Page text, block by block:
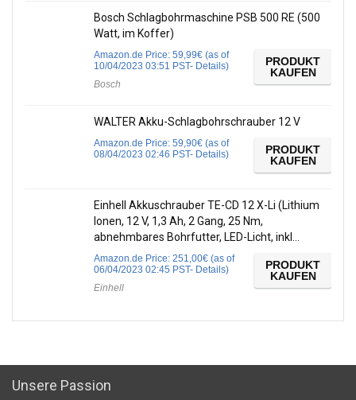
Bosch Schlagbohrmaschine PSB 500 RE (500
Watt, im Koffer)
Amazon.de Price: 59,99€ (as of
10/04/2023 03:51 PST- Details)
Bosch
PRODUKT
KAUFEN
WALTER Akku-Schlagbohrschrauber 12 V
Amazon.de Price: 59,90€ (as of
08/04/2023 02:46 PST- Details)
PRODUKT
KAUFEN
Einhell Akkuschrauber TE-CD 12 X-Li (Lithium
Ionen, 12 V, 1,3 Ah, 2 Gang, 25 Nm,
abnehmbares Bohrfutter, LED-Licht, inkl…
Amazon.de Price: 251,00€ (as of
06/04/2023 02:45 PST- Details)
Einhell
PRODUKT
KAUFEN
Unsere Passion